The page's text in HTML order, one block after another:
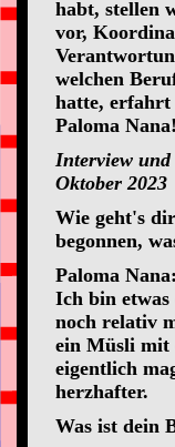
habt, stellen
vor,
welchen
hatte, erfahrt
Paloma Nana!
Interview
Oktober 2023
Wie geht's
begonnen,
Paloma
Ich bin etwas
noch relativ
ein Müsli mit
eigentlich
herzhafter.
Was ist dein